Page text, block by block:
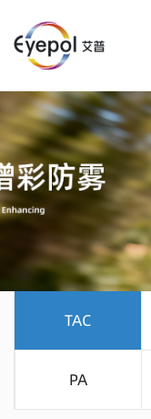
TAC
PA